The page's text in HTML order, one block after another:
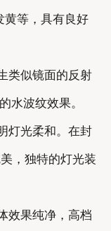
黄等，具有良好
类似镜面的反射
水波纹效果。
灯光柔和。在封
，独特的灯光装
效果纯净，高档